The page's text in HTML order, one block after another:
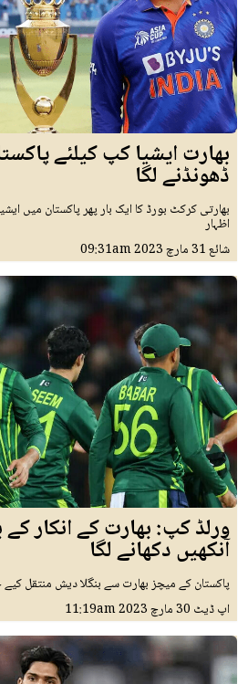
بھارت ایشیا کپ کیلئے
ڈھونڈنے لگا
بھارتی کرکٹ بورڈ کا ایک بار پھر پاکستان میں
اظہار
شائع31 مارچ 2023 09:31am
ورلڈ کپ: بھارت کے انکار
آنکھیں دکھانے لگا
پاکستان کے میچز بھارت سے بنگلا دیش منتقل کیے
اپ ڈیٹ 30 مارچ 2023 11:19am